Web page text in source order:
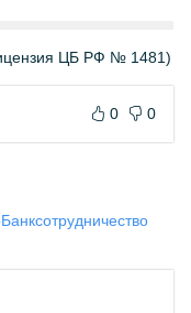
ЦБ РФ № 1481)
0 0
сотрудничество